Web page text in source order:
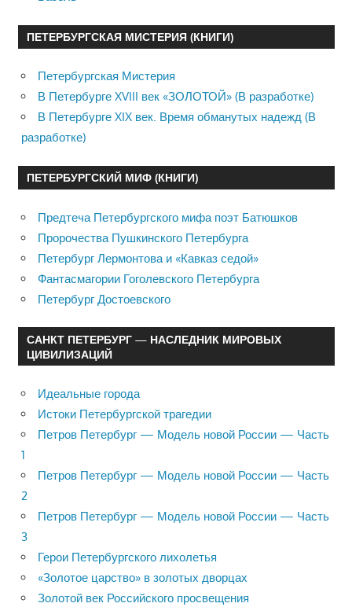
ПЕТЕРБУРГСКАЯ МИСТЕРИЯ (КНИГИ)
Петербургская Мистерия
В Петербурге XVIII век «ЗОЛОТОЙ» (В разработке)
В Петербурге XIX век. Время обманутых надежд (В
разработке)
ПЕТЕРБУРГСКИЙ МИФ (КНИГИ)
Предтеча Петербургского мифа поэт Батюшков
Пророчества Пушкинского Петербурга
Петербург Лермонтова и «Кавказ седой»
Фантасмагории Гоголевского Петербурга
Петербург Достоевского
САНКТ ПЕТЕРБУРГ — НАСЛЕДНИК МИРОВЫХ
ЦИВИЛИЗАЦИЙ
Идеальные города
Истоки Петербургской трагедии
Петров Петербург — Модель новой России — Часть
1
Петров Петербург — Модель новой России — Часть
2
Петров Петербург — Модель новой России — Часть
3
Герои Петербургского лихолетья
«Золотое царство» в золотых дворцах
Золотой век Российского просвещения